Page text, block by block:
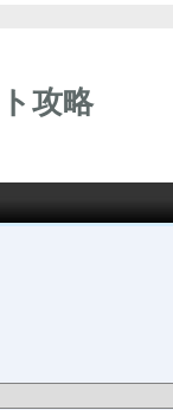
攻略